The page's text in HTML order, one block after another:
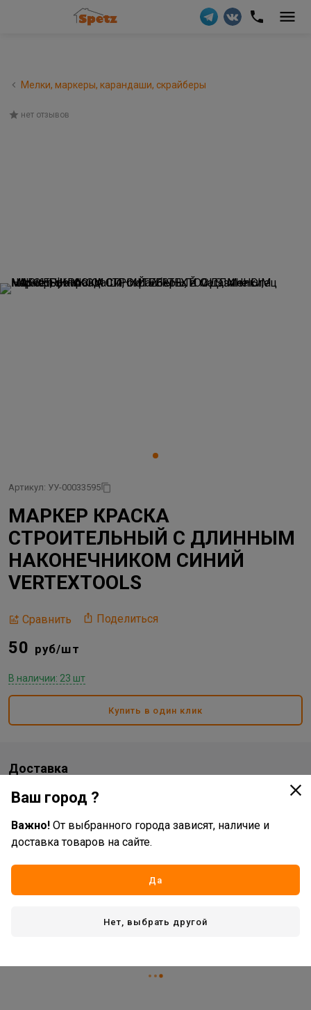
Мелки, маркеры, карандаши, скрайберы
нет отзывов
Артикул: УУ-00033595
МАРКЕР КРАСКА
СТРОИТЕЛЬНЫЙ С ДЛИННЫМ
НАКОНЕЧНИКОМ СИНИЙ
VERTEXTOOLS
Сравнить Поделиться
50 руб/шт
В наличии: 23 шт
Купить в один клик
Доставка
Стоимость и способы доставки будут доступны при
Характеристики
Основные
Ваш город ?
Важно! От выбранного города зависят, наличие и
доставка товаров на сайте.
Да
Нет, выбрать другой